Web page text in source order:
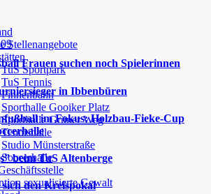
Stellenangebote
TuS Sportpark
TuS Tennis
Finnenbahn
Sporthalle Gooiker Platz
Sporthalle Grüner Weg
Tennishalle
Studio Münsterstraße
Soccerhalle
sexualisierte Gewalt
Frauen suchen noch Spielerinnen
in Ibbenbüren
im Fokus: Holzbau-Fieke-Cup
beim TuS Altenberge
den Kreispokal